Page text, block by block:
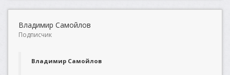
Владимир Самойлов
Подписчик
Владимир Самойлов